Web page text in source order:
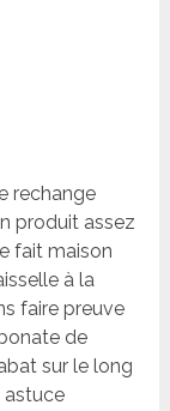
rechange
produit assez
fait maison
à la
faire preuve
de
sur le long
astuce